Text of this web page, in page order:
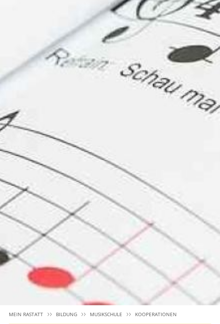
MEIN RASTATT BILDUNG MUSIKSCHULE KOOPERATIONEN